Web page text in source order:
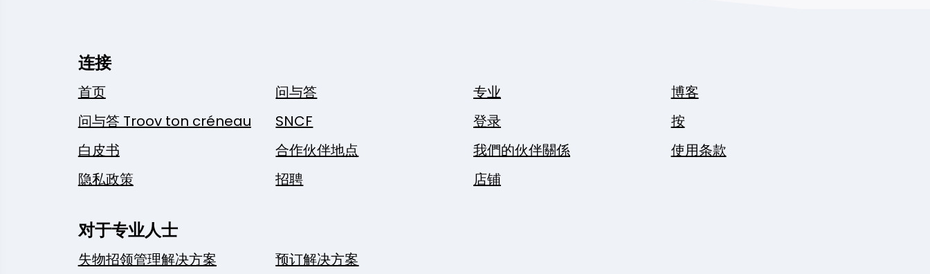
连接
首页 问与答 专业
博客
问与答 Troov ton créneau
SNCF 登录
按
白皮书
合作伙伴地点 我們的伙伴關係
使用条款
隐私政策
招聘 店铺
对于专业人士
失物招领管理解决方案 预订解决方案